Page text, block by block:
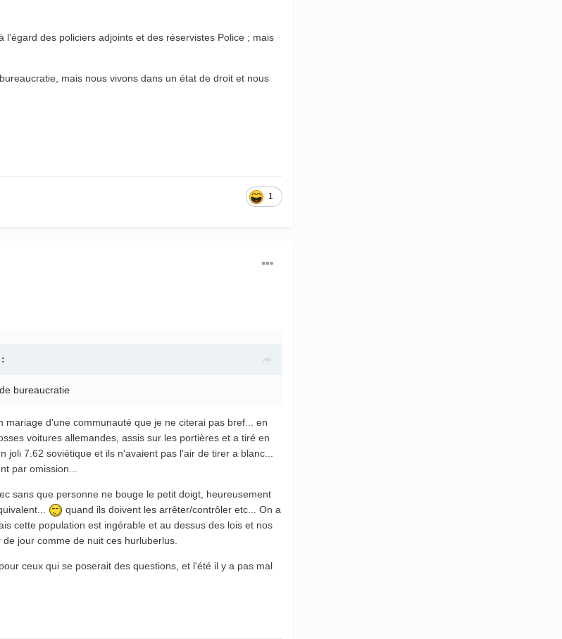
des policiers adjoints et des réservistes Police ; mais
mais nous vivons dans un état de droit et nous
1
bureaucratie
d'une communauté que je ne citerai pas bref... en
voitures allemandes, assis sur les portières et a tiré en
7.62 soviétique et ils n'avaient pas l'air de tirer a blanc...
par omission...
sans que personne ne bouge le petit doigt, heureusement
quand ils doivent les arrêter/contrôler etc... On a
cette population est ingérable et au dessus des lois et nos
jour comme de nuit ces hurluberlus.
ceux qui se poserait des questions, et l'été il y a pas mal